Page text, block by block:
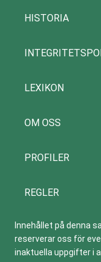
HISTORIA
LEXIKON
OM OSS
PROFILER
REGLER
Innehållet på denna
reserverar oss för
inaktuella uppgifter i